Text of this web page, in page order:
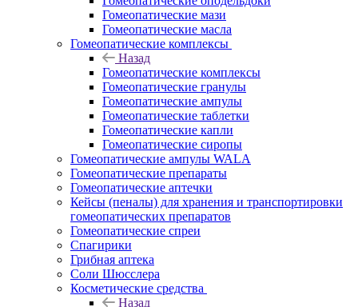
Гомеопатические мази
Гомеопатические масла
Гомеопатические комплексы
Назад
Гомеопатические комплексы
Гомеопатические гранулы
Гомеопатические ампулы
Гомеопатические таблетки
Гомеопатические капли
Гомеопатические сиропы
Гомеопатические ампулы WALA
Гомеопатические препараты
Гомеопатические аптечки
Кейсы (пеналы) для хранения и транспортировки
гомеопатических препаратов
Гомеопатические спреи
Спагирики
Грибная аптека
Соли Шюсслера
Косметические средства
Назад